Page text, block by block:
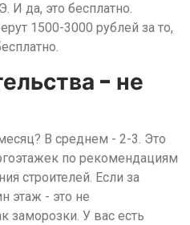
И да, это бесплатно.
1500-3000 рублей за то,
- не
В среднем - 2-3. Это
по рекомендациям
строителей. Если за
этаж - это не
заморозки. У вас есть